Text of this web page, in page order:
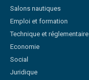
Salons nautiques
Emploi et formation
Technique et réglementaire
Economie
Social
Juridique